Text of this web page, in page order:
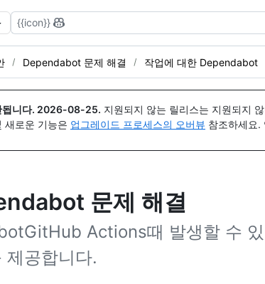
{{icon}}
Dependabot 문제 해결 작업에 대한 Dependabot
니다. 2026-08-25. 지원되지 않는 릴리스는 지원되지
새로운 기능은 업그레이드 프로세스의 오버뷰 참조하세요.
문제 해결
Actions때 발생할 수 있
제공합니다.